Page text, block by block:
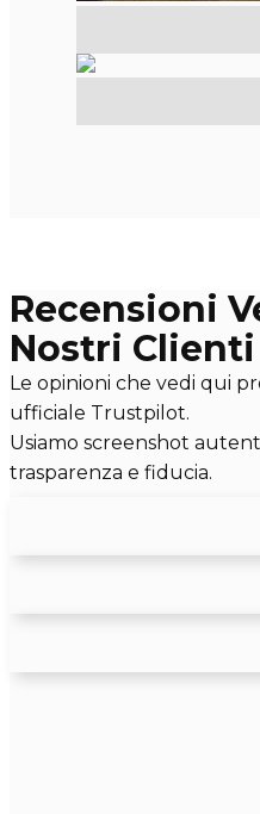
Recensioni
Nostri Clienti
Le opinioni che vedi qui
ufficiale Trustpilot.
Usiamo screenshot
trasparenza e fiducia.